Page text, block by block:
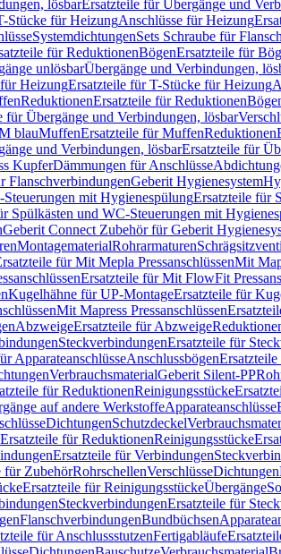
lösbarErsatzteile für Übergänge und
Stücke für HeizungAnschlüsse für Heizung
SystemdichtungenSets Schraube für
für ReduktionenBögenErsatzteile für
unlösbarÜbergänge und Verbindungen,
HeizungErsatzteile für T-Stücke für Heizung
ReduktionenErsatzteile für Reduktionen
für Übergänge und Verbindungen, lösbar
blauMuffenErsatzteile für MuffenReduktionen
und Verbindungen, lösbarErsatzteile für
KupferDämmungen für Anschlüsse
FlanschverbindungenGeberit Hygienesystem
mit HygienespülungErsatzteile für
Spülkästen und WC-Steuerungen mit
Geberit Connect Zubehör für Geberit
MontagematerialRohrarmaturen
für Mit Mepla PressanschlüssenMit
Ersatzteile für Mit FlowFit
Kugelhähne für UP-MontageErsatzteile für
Mit Mapress Pressanschlüssen
AbzweigeErsatzteile für Abzweige
SteckverbindungenErsatzteile für
ApparateanschlüsseAnschlussbögen
VerbrauchsmaterialGeberit Silent-PP
für ReduktionenReinigungsstücke
auf andere WerkstoffeApparateanschlüsse
DichtungenSchutzdeckel
Ersatzteile für ReduktionenReinigungsstücke
Ersatzteile für Verbindungen
für ZubehörRohrschellenVerschlüsseDichtungen
Ersatzteile für ReinigungsstückeÜbergänge
SteckverbindungenErsatzteile für
FlanschverbindungenBundbüchsen
für AnschlussstutzenFertigabläufe